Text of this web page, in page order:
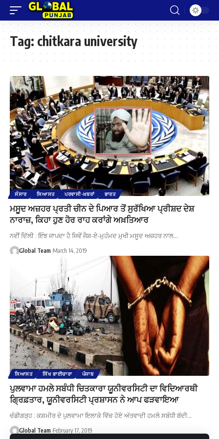
Tag: chitkara university
ਸੰਸਾਰ ਸਿਆਸਤ ਪਰਵਾਸੀ-ਖ਼ਬਰਾਂ ਭਾਰਤ
ਮਸੂਦ ਅਜ਼ਹਰ ਪ੍ਰਤੀ ਚੀਨ ਦੇ ਪਿਆਰ ਤੋਂ ਸੁਰੱਖਿਆ ਪ੍ਰੀਸ਼ਦ ਦੇਸ਼
ਨਾਰਾਜ਼, ਕਿਹਾ ਹੁਣ ਹੋਰ ਰਾਹ ਕਰਾਂਗੇ ਅਖ਼ਤਿਆਰ
ਨਵੀਂ ਦਿੱਲੀ : ਇੰਝ ਜਾਪਦਾ ਹੈ ਜਿਵੇਂ ਜੈਸ਼-ਏ-ਮੁਹੰਮਦ ਮੁਖੀ ਮਸੂਦ ਅਜ਼ਹਰ ਨਾਲ…
Global Team March 14, 2019
ਸਿਆਸਤ ਸਿੱਖ ਭਾਈਚਾਰਾ ਪੰਜਾਬ
ਪੁਲਵਾਮਾ ਹਮਲੇ ਸਬੰਧੀ ਚਿਤਕਾਰਾ ਯੂਨੀਵਰਸਿਟੀ ਦਾ ਵਿਦਿਆਰਥੀ
ਗ੍ਰਿਫ਼ਤਾਰ, ਯੂਨੀਵਰਸਿਟੀ ਪ੍ਰਸ਼ਾਸਨ ਨੇ ਆਪ ਫੜਵਾਇਆ
ਚੰਡੀਗੜ੍ਹ : ਕਸ਼ਮੀਰ ਦੇ ਪੁਲਵਾਮਾ ਇਲਾਕੇ ਵਿੱਚ ਹੋਏ ਅੱਤਵਾਦੀ ਹਮਲੇ ਸਬੰਧੀ ਬੱਦੀ…
Global Team February 17, 2019